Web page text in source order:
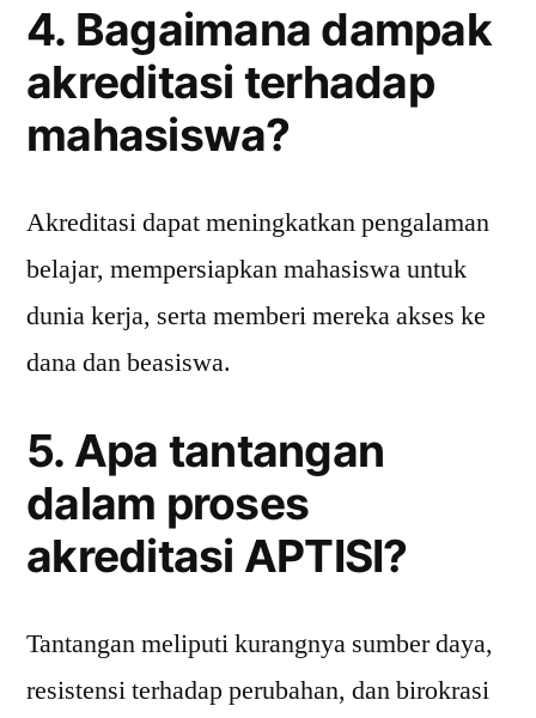
4. Bagaimana dampak
akreditasi terhadap
mahasiswa?
Akreditasi dapat meningkatkan pengalaman
belajar, mempersiapkan mahasiswa untuk
dunia kerja, serta memberi mereka akses ke
dana dan beasiswa.
5. Apa tantangan
dalam proses
akreditasi APTISI?
Tantangan meliputi kurangnya sumber daya,
resistensi terhadap perubahan, dan birokrasi